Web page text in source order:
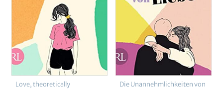
Love, theoretically
Die Unannehmlichkeiten von